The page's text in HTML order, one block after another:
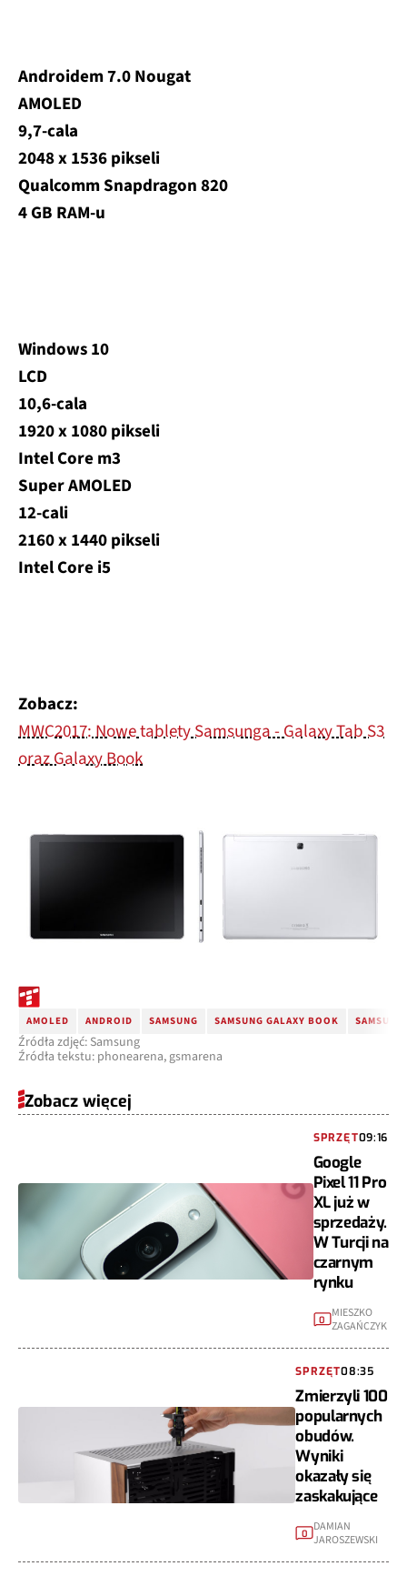
Androidem 7.0 Nougat
AMOLED
9,7-cala
2048 x 1536 pikseli
Qualcomm Snapdragon 820
4 GB RAM-u
Windows 10
LCD
10,6-cala
1920 x 1080 pikseli
Intel Core m3
Super AMOLED
12-cali
2160 x 1440 pikseli
Intel Core i5
Zobacz:
MWC2017: Nowe tablety Samsunga - Galaxy Tab S3
oraz Galaxy Book
AMOLED ANDROID SAMSUNG SAMSUNG GALAXY BOOK
Źródła zdjęć: Samsung
Źródła tekstu: phonearena, gsmarena
Zobacz więcej
SPRZĘT09:16
Google
Pixel 11 Pro
XL już w
sprzedaży.
W Turcji na
czarnym
rynku
0 MIESZKO
ZAGAŃCZYK
SPRZĘT08:35
Zmierzyli 100
popularnych
obudów.
Wyniki
okazały się
zaskakujące
0
DAMIAN
JAROSZEWSKI